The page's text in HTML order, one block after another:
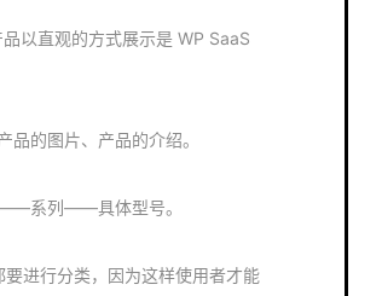
以直观的方式展示是 WP SaaS
的图片、产品的介绍。
系列——具体型号。
进行分类，因为这样使用者才能